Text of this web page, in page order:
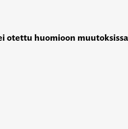
otettu huomioon muutoksissa